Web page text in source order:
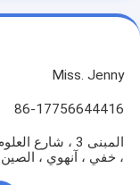
Miss. Jenny
86-17756644416
، خفي ، آنهوي ، الصين